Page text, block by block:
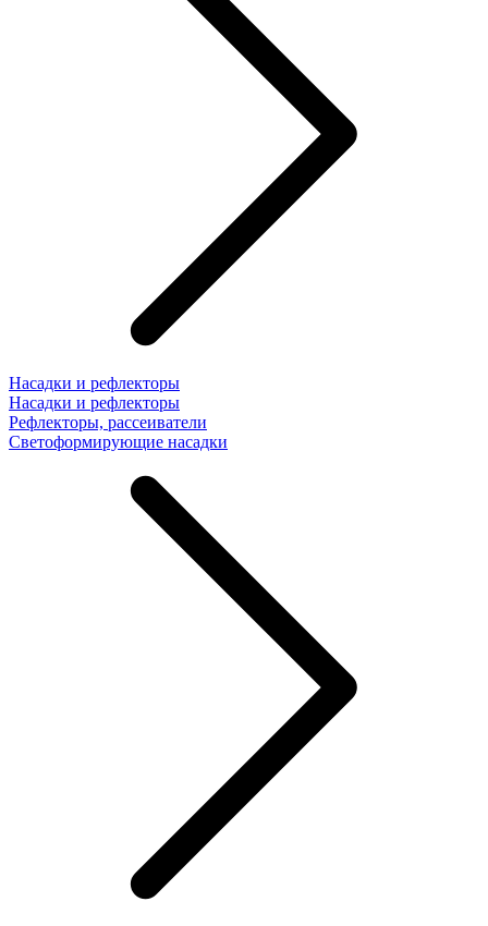
Насадки и рефлекторы
Насадки и рефлекторы
Рефлекторы, рассеиватели
Светоформирующие насадки